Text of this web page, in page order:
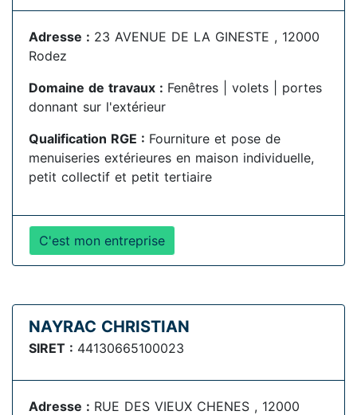
Adresse : 23 AVENUE DE LA GINESTE , 12000
Rodez
Domaine de travaux : Fenêtres | volets | portes
donnant sur l'extérieur
Qualification RGE : Fourniture et pose de
menuiseries extérieures en maison individuelle,
petit collectif et petit tertiaire
C'est mon entreprise
NAYRAC CHRISTIAN
SIRET : 44130665100023
Adresse : RUE DES VIEUX CHENES , 12000